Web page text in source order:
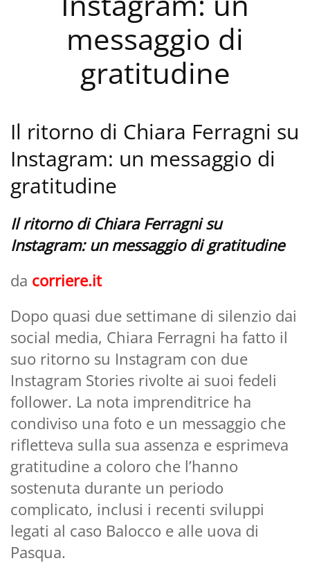
messaggio di
gratitudine
Il ritorno di Chiara Ferragni su
Instagram: un messaggio di
gratitudine
Il ritorno di Chiara Ferragni su
Instagram: un messaggio di gratitudine
da corriere.it
Dopo quasi due settimane di silenzio dai
social media, Chiara Ferragni ha fatto il
suo ritorno su Instagram con due
Instagram Stories rivolte ai suoi fedeli
follower. La nota imprenditrice ha
condiviso una foto e un messaggio che
rifletteva sulla sua assenza e esprimeva
gratitudine a coloro che l’hanno
sostenuta durante un periodo
complicato, inclusi i recenti sviluppi
legati al caso Balocco e alle uova di
Pasqua.